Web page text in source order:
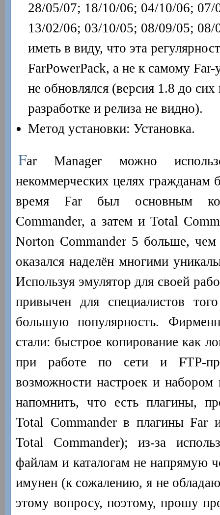
28/05/07; 18/10/06; 04/10/06;
13/02/06; 03/10/05; 08/09/05;
иметь в виду, что эта
FarPowerPack, а не к самому
не обновлялся (версия 1.8 до сих
разработке и релиза не видно).
Метод установки: Установка.
Far Manager можно
некоммерческих целях
время Far был основным
Commander, а затем и Total
Norton Commander 5 больше,
оказался наделён многими
Используя эмулятор для своей
привычен для специалистов
большую популярность.
стали: быстрое копирование как
при работе по сети и FTP-
возможности настроек и набором
напомнить, что есть плагины,
Total Commander в плагины Far
Total Commander); из-за
файлам и каталогам не напрямую
имунен (к сожалению, я не
этому вопросу, поэтому, прошу